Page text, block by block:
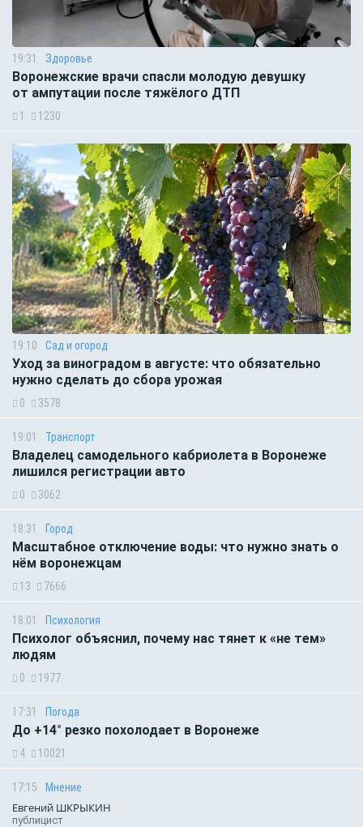
19:31 Здоровье
Воронежские врачи спасли молодую девушку
от ампутации после тяжёлого ДТП
1 1230
19:10 Сад и огород
Уход за виноградом в августе: что обязательно
нужно сделать до сбора урожая
0 3578
19:01 Транспорт
Владелец самодельного кабриолета в Воронеже
лишился регистрации авто
0 3062
18:31 Город
Масштабное отключение воды: что нужно знать о
нём воронежцам
13 7666
18:01 Психология
Психолог объяснил, почему нас тянет к «не тем»
людям
0 1977
17:31 Погода
До +14° резко похолодает в Воронеже
4 10021
17:15 Мнение
Евгений ШКРЫКИН
публицист